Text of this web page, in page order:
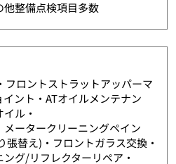
他整備点検項目多数
フロントストラットアッパーマ
ント・ATオイルメンテナン
ル・
ータークリーニングペイン
張替え)・フロントガラス交換・
グ/リフレクターリペア・